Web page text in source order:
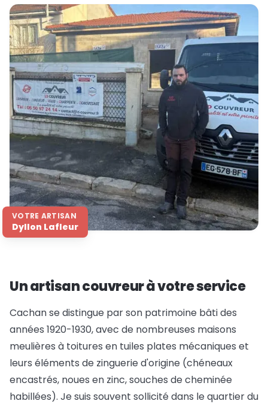
VOTRE ARTISAN
Dyllon Lafleur
Un artisan couvreur à votre service
Cachan se distingue par son patrimoine bâti des
années 1920-1930, avec de nombreuses maisons
meulières à toitures en tuiles plates mécaniques et
leurs éléments de zinguerie d'origine (chéneaux
encastrés, noues en zinc, souches de cheminée
habillées). Je suis souvent sollicité dans le quartier du